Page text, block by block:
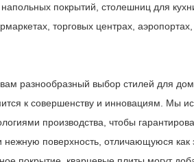
покрытий, столешниц для
торговых центрах, аэропортах,
разнообразный выбор стилей для
к совершенству и инновациям. Мы
производства, чтобы
поверхность, отличающуюся как